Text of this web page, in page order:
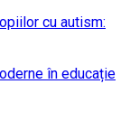
cu autism:
în educație